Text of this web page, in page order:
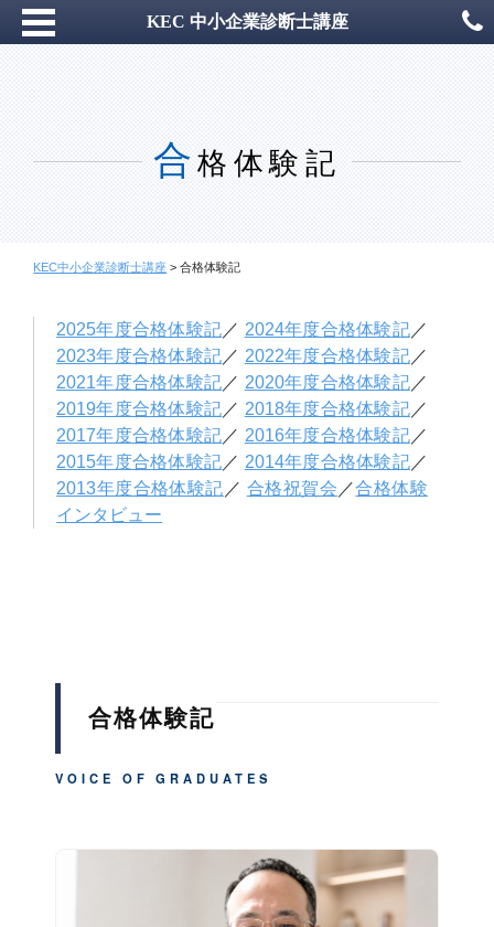
合格体験記
KEC中小企業診断士講座 >合格体験記
2025年度合格体験記 ／ 2024年度合格体験記／
2023年度合格体験記 ／ 2022年度合格体験記／
2021年度合格体験記 ／ 2020年度合格体験記／
2019年度合格体験記 ／ 2018年度合格体験記／
2017年度合格体験記 ／ 2016年度合格体験記／
2015年度合格体験記 ／ 2014年度合格体験記／
2013年度合格体験記 ／ 合格祝賀会 ／合格体験
インタビュー
合格体験記
VOICE OF GRADUATES
KEC 中小企業診断士講座